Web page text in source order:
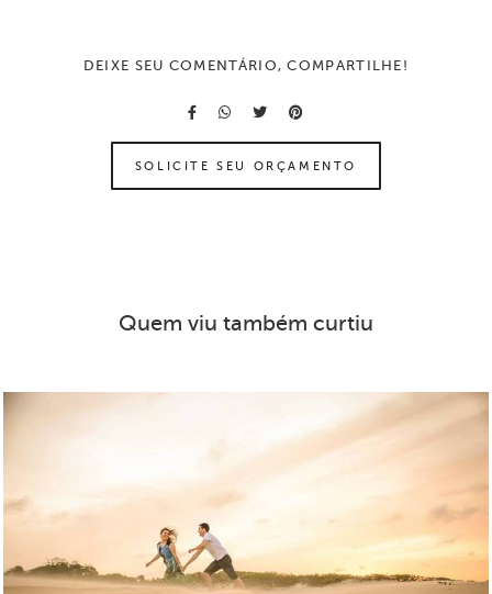
DEIXE SEU COMENTÁRIO, COMPARTILHE!
SOLICITE SEU ORÇAMENTO
Quem viu também curtiu